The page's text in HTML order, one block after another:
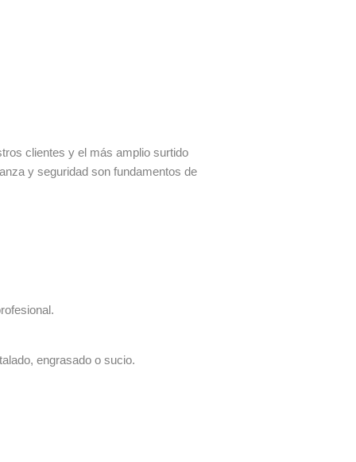
clientes y el más amplio surtido
y seguridad son fundamentos de
engrasado o sucio.